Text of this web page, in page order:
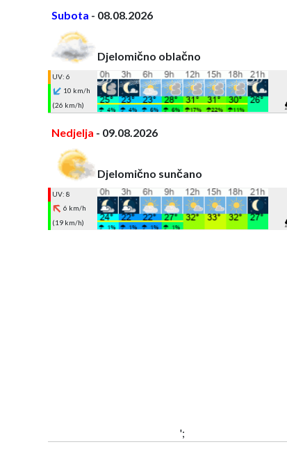
Subota - 08.08.2026
Djelomično oblačno
UV: 6
10 km/h
(26 km/h)
Nedjelja - 09.08.2026
Djelomično sunčano
UV: 8
6 km/h
(19 km/h)
';